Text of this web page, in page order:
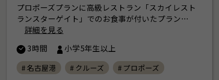
プロポーズプランに高級レストラン「スカイレスト
ランスターゲイト」でのお食事が付いたプラン…
詳細を見る
3時間
小学5年生以上
# 名古屋港 # クルーズ # プロポーズ